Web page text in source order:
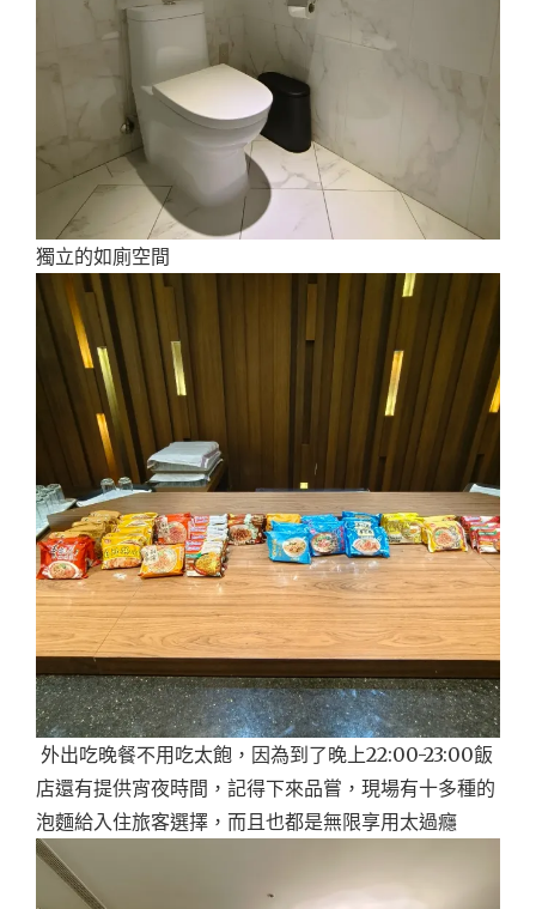
獨立的如廁空間
外出吃晚餐不用吃太飽，因為到了晚上22:00-23:00飯
店還有提供宵夜時間，記得下來品嘗，現場有十多種的
泡麵給入住旅客選擇，而且也都是無限享用太過癮